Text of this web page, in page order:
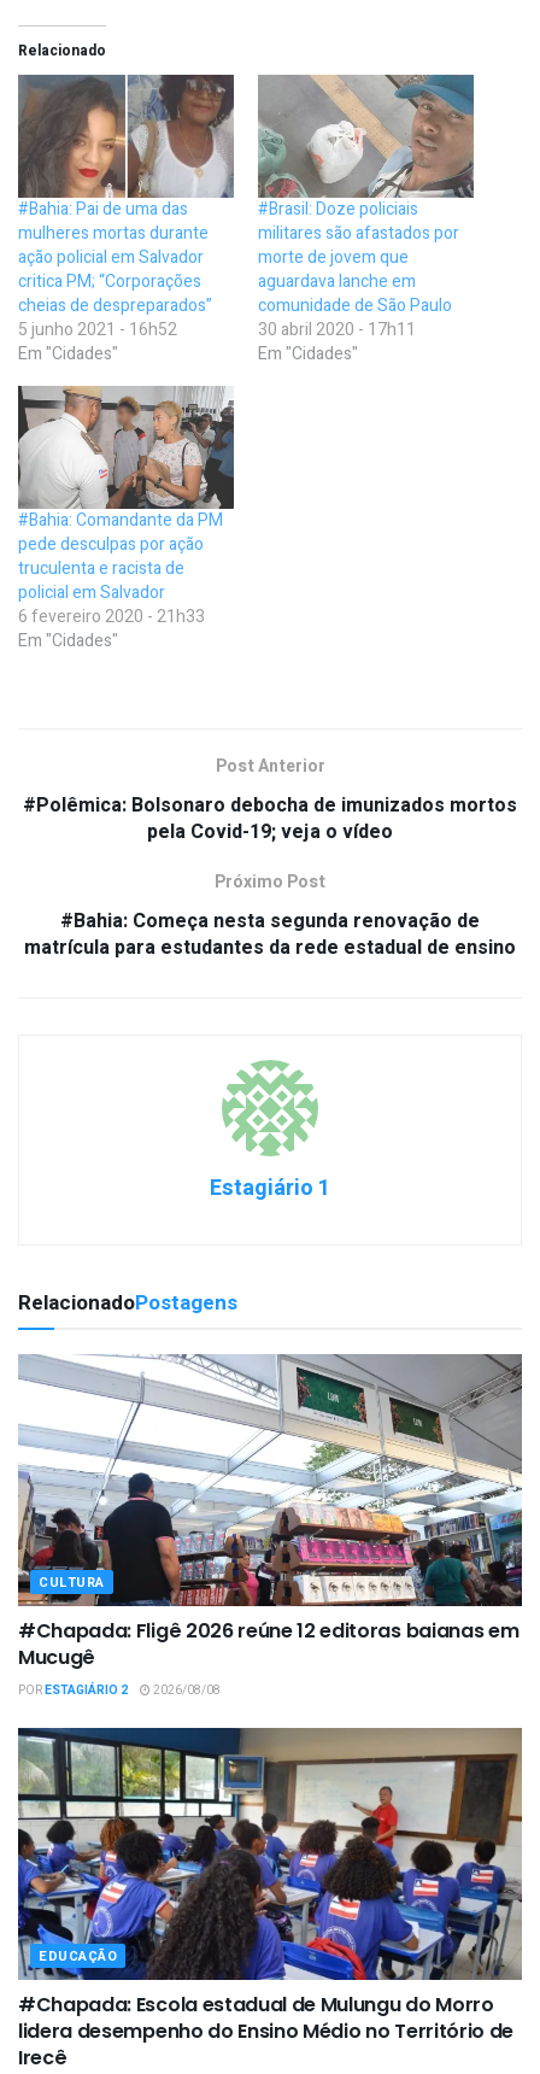
Relacionado
#Bahia: Pai de uma das
mulheres mortas durante
ação policial em Salvador
critica PM; “Corporações
cheias de despreparados”
5 junho 2021 - 16h52
Em "Cidades"
#Brasil: Doze policiais
militares são afastados por
morte de jovem que
aguardava lanche em
comunidade de São Paulo
30 abril 2020 - 17h11
Em "Cidades"
#Bahia: Comandante da PM
pede desculpas por ação
truculenta e racista de
policial em Salvador
6 fevereiro 2020 - 21h33
Em "Cidades"
Post Anterior
#Polêmica: Bolsonaro debocha de imunizados mortos
pela Covid-19; veja o vídeo
Próximo Post
#Bahia: Começa nesta segunda renovação de
matrícula para estudantes da rede estadual de ensino
Estagiário 1
RelacionadoPostagens
CULTURA
#Chapada: Fligê 2026 reúne 12 editoras baianas em
Mucugê
PORESTAGIÁRIO 2 2026/08/08
EDUCAÇÃO
#Chapada: Escola estadual de Mulungu do Morro
lidera desempenho do Ensino Médio no Território de
Irecê